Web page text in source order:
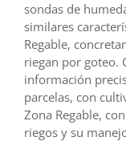
sondas de
similares
Regable,
riegan por goteo.
información
parcelas, con
Zona Regable,
riegos y su